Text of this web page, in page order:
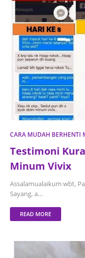
CARA MUDAH BERHENTI
Testimoni
Minum Vivix
Assalamualaikum wbt,
Sayang, a…
READ MORE